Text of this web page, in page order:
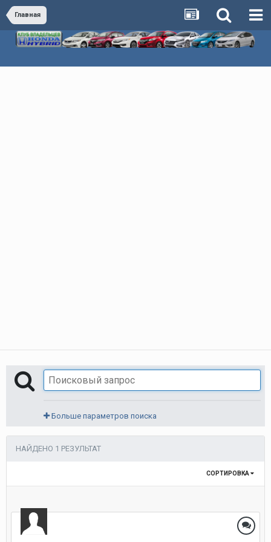
Главная
Больше параметров поиска
НАЙДЕНО 1 РЕЗУЛЬТАТ
СОРТИРОВКА